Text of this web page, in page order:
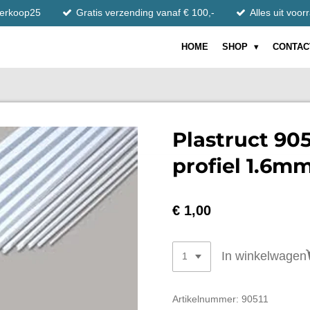
Gratis verzending vanaf € 100,- Alles uit
HOME SHOP
Plastruct
profiel
€ 1,00
In winkelwagen
Artikelnummer: 90511